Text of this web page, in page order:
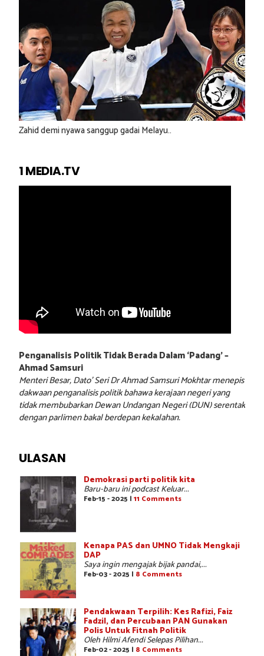
Zahid demi nyawa sanggup gadai Melayu..
1 MEDIA.TV
Penganalisis Politik Tidak Berada Dalam ‘Padang’ –
Ahmad Samsuri
Menteri Besar, Dato’ Seri Dr Ahmad Samsuri Mokhtar menepis
dakwaan penganalisis politik bahawa kerajaan negeri yang
tidak membubarkan Dewan Undangan Negeri (DUN) serentak
dengan parlimen bakal berdepan kekalahan.
ULASAN
Demokrasi parti politik kita
Baru-baru ini podcast Keluar...
Feb-15 - 2025 | 11 Comments
Kenapa PAS dan UMNO Tidak Mengkaji
DAP
Saya ingin mengajak bijak pandai,...
Feb-03 - 2025 | 8 Comments
Pendakwaan Terpilih: Kes Rafizi, Faiz
Fadzil, dan Percubaan PAN Gunakan
Polis Untuk Fitnah Politik
Oleh Hilmi Afendi Selepas Pilihan...
Feb-02 - 2025 | 8 Comments